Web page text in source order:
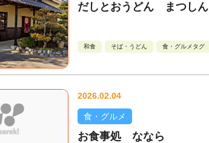
だしとおうどん まつしん
和食 そば・うどん 食・グルメタグ
2026.02.04
食・グルメ
お食事処 ななら